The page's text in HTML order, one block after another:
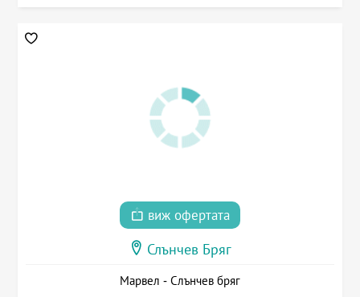
виж офертата
Слънчев Бряг
Марвел - Слънчев бряг